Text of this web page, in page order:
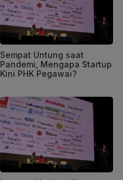
Sempat Untung saat
Pandemi, Mengapa Startup
Kini PHK Pegawai?